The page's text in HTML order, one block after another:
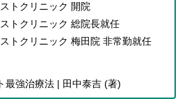
トクリニック 開院
トクリニック 総院長就任
トクリニック 梅田院 非常勤就任
最強治療法 | 田中泰吉 (著)